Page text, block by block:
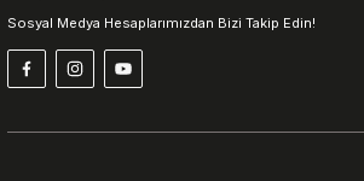
Sosyal Medya Hesaplarımızdan Bizi Takip Edin!